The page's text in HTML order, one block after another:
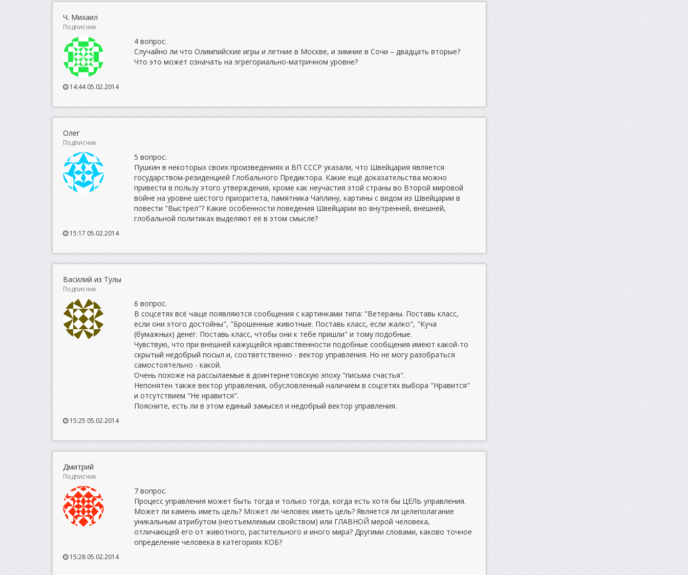
Ч. Михаил
Подписчик
4 вопрос.
Случайно ли что Олимпийские игры и летние в Москве, и зимние в Сочи – двадцать вторые?
Что это может означать на эгрегориально-матричном уровне?
14:44 05.02.2014
Олег
Подписчик
5 вопрос.
Пушкин в некоторых своих произведениях и ВП СССР указали, что Швейцария является
государством-резиденцией Глобального Предиктора. Какие ещё доказательства можно
привести в пользу этого утверждения, кроме как неучастия этой страны во Второй мировой
войне на уровне шестого приоритета, памятника Чаплину, картины с видом из Швейцарии в
повести "Выстрел"? Какие особенности поведения Швейцарии во внутренней, внешней,
глобальной политиках выделяют её в этом смысле?
15:17 05.02.2014
Василий из Тулы
Подписчик
6 вопрос.
В соцсетях всё чаще появляются сообщения с картинками типа: "Ветераны. Поставь класс,
если они этого достойны", "Брошенные животные. Поставь класс, если жалко", "Куча
(бумажных) денег. Поставь класс, чтобы они к тебе пришли" и тому подобные.
Чувствую, что при внешней кажущейся нравственности подобные сообщения имеют какой-то
скрытый недобрый посыл и, соответственно - вектор управления. Но не могу разобраться
самостоятельно - какой.
Очень похоже на рассылаемые в доинтернетовскую эпоху "письма счастья".
Непонятен также вектор управления, обусловленный наличием в соцсетях выбора "Нравится"
и отсутствием "Не нравится".
Поясните, есть ли в этом единый замысел и недобрый вектор управления.
15:25 05.02.2014
Дмитрий
Подписчик
7 вопрос.
Процесс управления может быть тогда и только тогда, когда есть хотя бы ЦЕЛЬ управления.
Может ли камень иметь цель? Может ли человек иметь цель? Является ли целеполагание
уникальным атрибутом (неотъемлемым свойством) или ГЛАВНОЙ мерой человека,
отличающей его от животного, растительного и иного мира? Другими словами, каково точное
определение человека в категориях КОБ?
15:28 05.02.2014